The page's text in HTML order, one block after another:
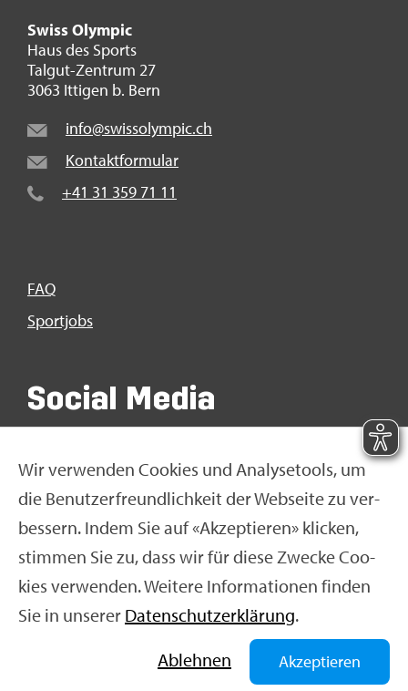
Wir ver­wen­den Coo­kies und Ana­ly­se­tools, um
die Be­nut­zer­freund­lich­keit der Web­sei­te zu ver­
bes­sern. Indem Sie auf «Ak­zep­tie­ren» kli­cken,
stim­men Sie zu, dass wir für diese Zwe­cke Coo­
kies ver­wen­den. Wei­te­re In­for­ma­tio­nen fin­den
Sie in un­se­rer Da­ten­schut­z­er­klä­rung.
Ab­leh­nen
Akzeptieren
Swiss Olym­pic
Haus des Sports
Tal­gut-Zen­trum 27
3063 It­ti­gen b. Bern
info@​swi​ssol​ympi​c.​ch
Kon­takt­for­mu­lar
+41 31 359 71 11
FAQ
Sport­jobs
So­ci­al Media
Im­pres­sum|Da­ten­schut­z­er­
Nut­zungs­be­din­gun­gen Ne­ti­quet­te